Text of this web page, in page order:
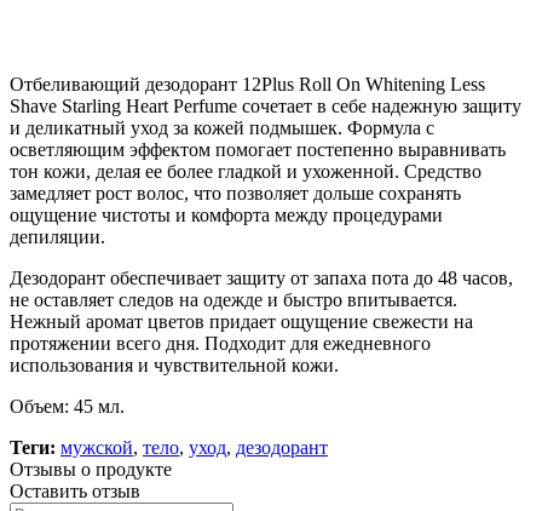
Отбеливающий дезодорант 12Plus Roll On Whitening Less
Shave Starling Heart Perfume сочетает в себе надежную защиту
и деликатный уход за кожей подмышек. Формула с
осветляющим эффектом помогает постепенно выравнивать
тон кожи, делая ее более гладкой и ухоженной. Средство
замедляет рост волос, что позволяет дольше сохранять
ощущение чистоты и комфорта между процедурами
депиляции.
Дезодорант обеспечивает защиту от запаха пота до 48 часов,
не оставляет следов на одежде и быстро впитывается.
Нежный аромат цветов придает ощущение свежести на
протяжении всего дня. Подходит для ежедневного
использования и чувствительной кожи.
Объем: 45 мл.
Теги: мужской, тело, уход, дезодорант
Отзывы о продукте
Оставить отзыв